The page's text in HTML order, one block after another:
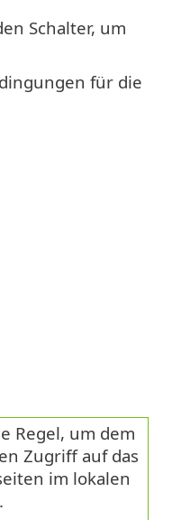
Schalter, um
für die
Regel, um dem
Zugriff auf das
im lokalen